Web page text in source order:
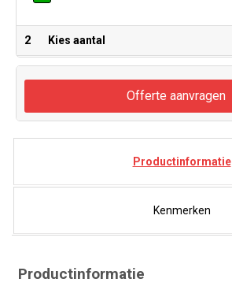
2 Kies aantal
Offerte aanvragen
Productinformatie
Kenmerken
Productinformatie